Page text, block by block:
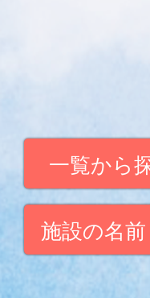
一覧から
施設の名